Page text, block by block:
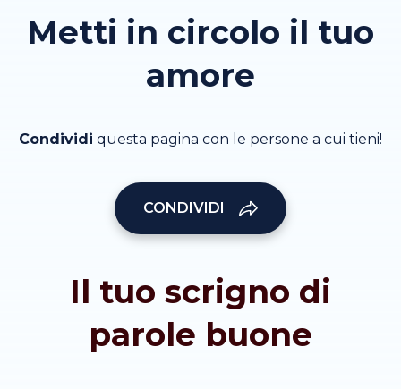
Metti in circolo il tuo
amore
Condividi questa pagina con le persone a cui tieni!
CONDIVIDI
Il tuo scrigno di
parole buone